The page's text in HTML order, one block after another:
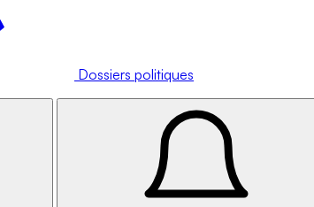
Dossiers politiques